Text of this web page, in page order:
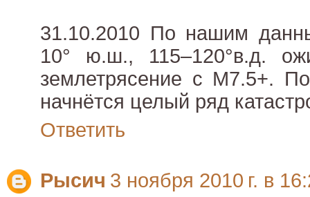
31.10.2010 По нашим
10° ю.ш., 115–120°в.д.
землетрясение с M7.5+.
начнётся целый ряд
Ответить
Рысич 3 ноября 2010 г. в